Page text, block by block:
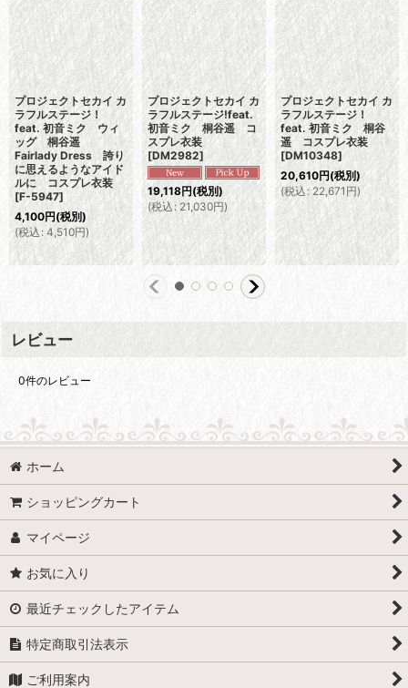
プロジェクトセカイ カ
ラフルステージ！
feat. 初音ミク ウィ
ッグ 桐谷遥
Fairlady Dress 誇り
に思えるようなアイド
ルに コスプレ衣装
[F-5947]
4,100円(税別)
(税込 : 4,510円)
プロジェクトセカイ カ
ラフルステージ!feat.
初音ミク 桐谷遥 コ
スプレ衣装
[DM2982]
19,118円(税別)
(税込: 21,030円)
プロジェクトセカイ カ
ラフルステージ！
feat. 初音ミク 桐谷
遥 コスプレ衣装
[DM10348]
20,610円(税別)
(税込: 22,671円)
レビュー
0件のレビュー
ホーム
ショッピングカート
マイページ
お気に入り
最近チェックしたアイテム
特定商取引法表示
ご利用案内